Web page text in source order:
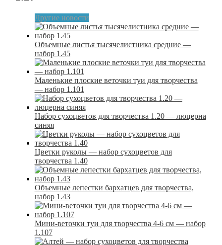
Другие новости
Объемные листья тысячелистника средние —
набор 1.45
Маленькие плоские веточки туи для творчества
— набор 1.101
Набор сухоцветов для творчества 1.20 — люцерна
синяя
Цветки руколы — набор сухоцветов для
творчества 1.40
Объемные лепестки бархатцев для творчества,
набор 1.43
Мини-веточки туи для творчества 4-6 см — набор
1.107